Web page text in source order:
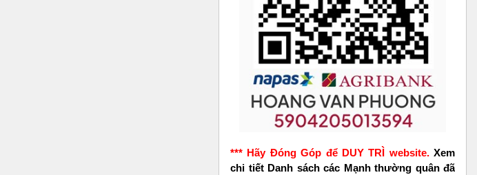
*** Hãy Đóng Góp để DUY TRÌ website. Xem
chi tiết Danh sách các Mạnh thường quân đã